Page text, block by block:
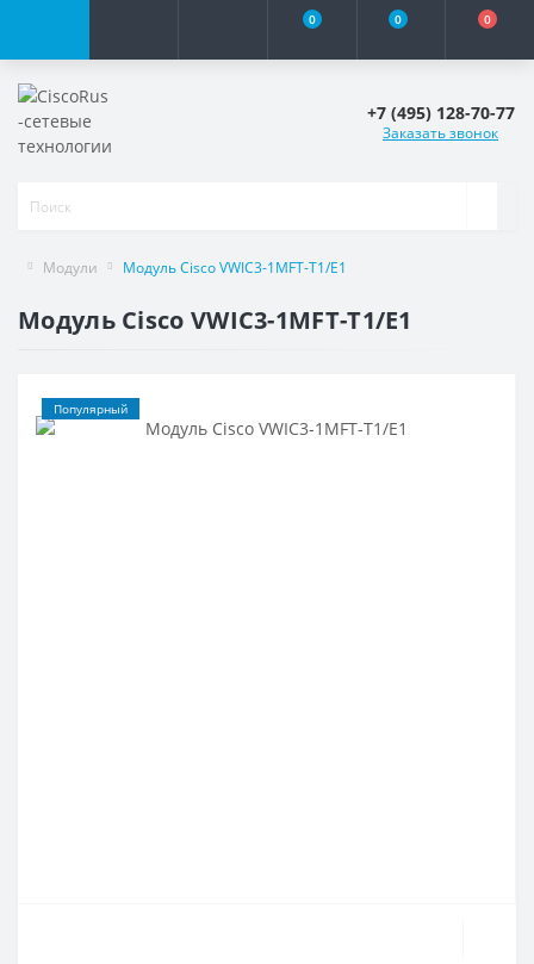
0 0 0
+7 (495) 128-70-77
Заказать звонок
Модули Модуль Cisco VWIC3-1MFT-T1/E1
Модуль Cisco VWIC3-1MFT-T1/E1
Популярный